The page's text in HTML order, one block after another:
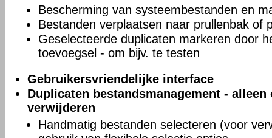
Bescherming van systeembestanden en
Bestanden verplaatsen naar prullenbak of
Geselecteerde duplicaten markeren door
toevoegsel - om bijv. te testen
Gebruikersvriendelijke interface
Duplicaten bestandsmanagement -
verwijderen
Handmatig bestanden selecteren (voor